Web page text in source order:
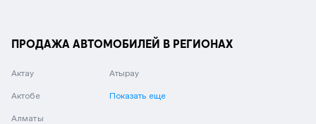
ПРОДАЖА АВТОМОБИЛЕЙ В РЕГИОНАХ
Актау
Актобе
Алматы
Атырау
Показать еще